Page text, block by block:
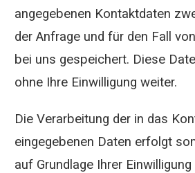
angegebenen Kontaktdaten
der Anfrage und für den Fall
bei uns gespeichert. Diese
ohne Ihre Einwilligung weiter.
Die Verarbeitung der in das
eingegebenen Daten erfolgt
auf Grundlage Ihrer